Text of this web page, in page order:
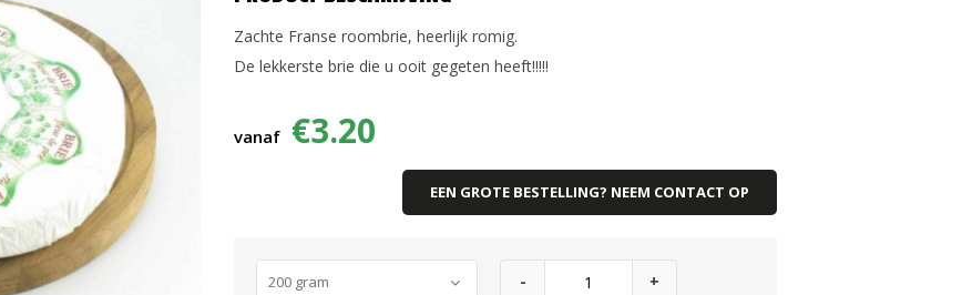
Zachte Franse roombrie, heerlijk romig.
De lekkerste brie die u ooit gegeten heeft!!!!!
vanaf €3.20
EEN GROTE BESTELLING? NEEM CONTACT OP
- +